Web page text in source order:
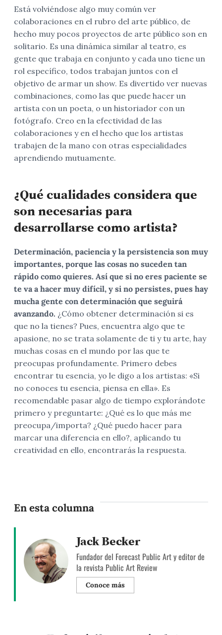
Está volviéndose algo muy común ver
colaboraciones en el rubro del arte público, de
hecho muy pocos proyectos de arte público son en
solitario. Es una dinámica similar al teatro, es
gente que trabaja en conjunto y cada uno tiene un
rol específico, todos trabajan juntos con el
objetivo de armar un show. Es divertido ver nuevas
combinaciones, como las que puede hacer un
artista con un poeta, o un historiador con un
fotógrafo. Creo en la efectividad de las
colaboraciones y en el hecho que los artistas
trabajen de la mano con otras especialidades
aprendiendo mutuamente.
¿Qué cualidades considera que
son necesarias para
desarrollarse como artista?
Determinación, paciencia y la persistencia son muy
importantes, porque las cosas no suceden tan
rápido como quieres. Así que si no eres paciente se
te va a hacer muy difícil, y si no persistes, pues hay
mucha gente con determinación que seguirá
avanzando. ¿Cómo obtener determinación si es
que no la tienes? Pues, encuentra algo que te
apasione, no se trata solamente de ti y tu arte, hay
muchas cosas en el mundo por las que te
preocupas profundamente. Primero debes
encontrar tu esencia, yo le digo a los artistas: «Si
no conoces tu esencia, piensa en ella». Es
recomendable pasar algo de tiempo explorándote
primero y preguntarte: ¿Qué es lo que más me
preocupa/importa? ¿Qué puedo hacer para
marcar una diferencia en ello?, aplicando tu
creatividad en ello, encontrarás la respuesta.
En esta columna
Jack Becker
Fundador del Forecast Public Art y editor de
la revista Public Art Review
Conoce más